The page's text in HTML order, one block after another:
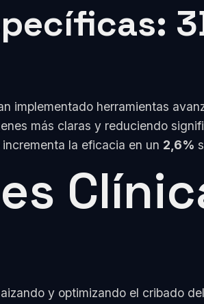
implementado herramientas
más claras y reduciendo
la eficacia en un 2,6%
y optimizando el cribado